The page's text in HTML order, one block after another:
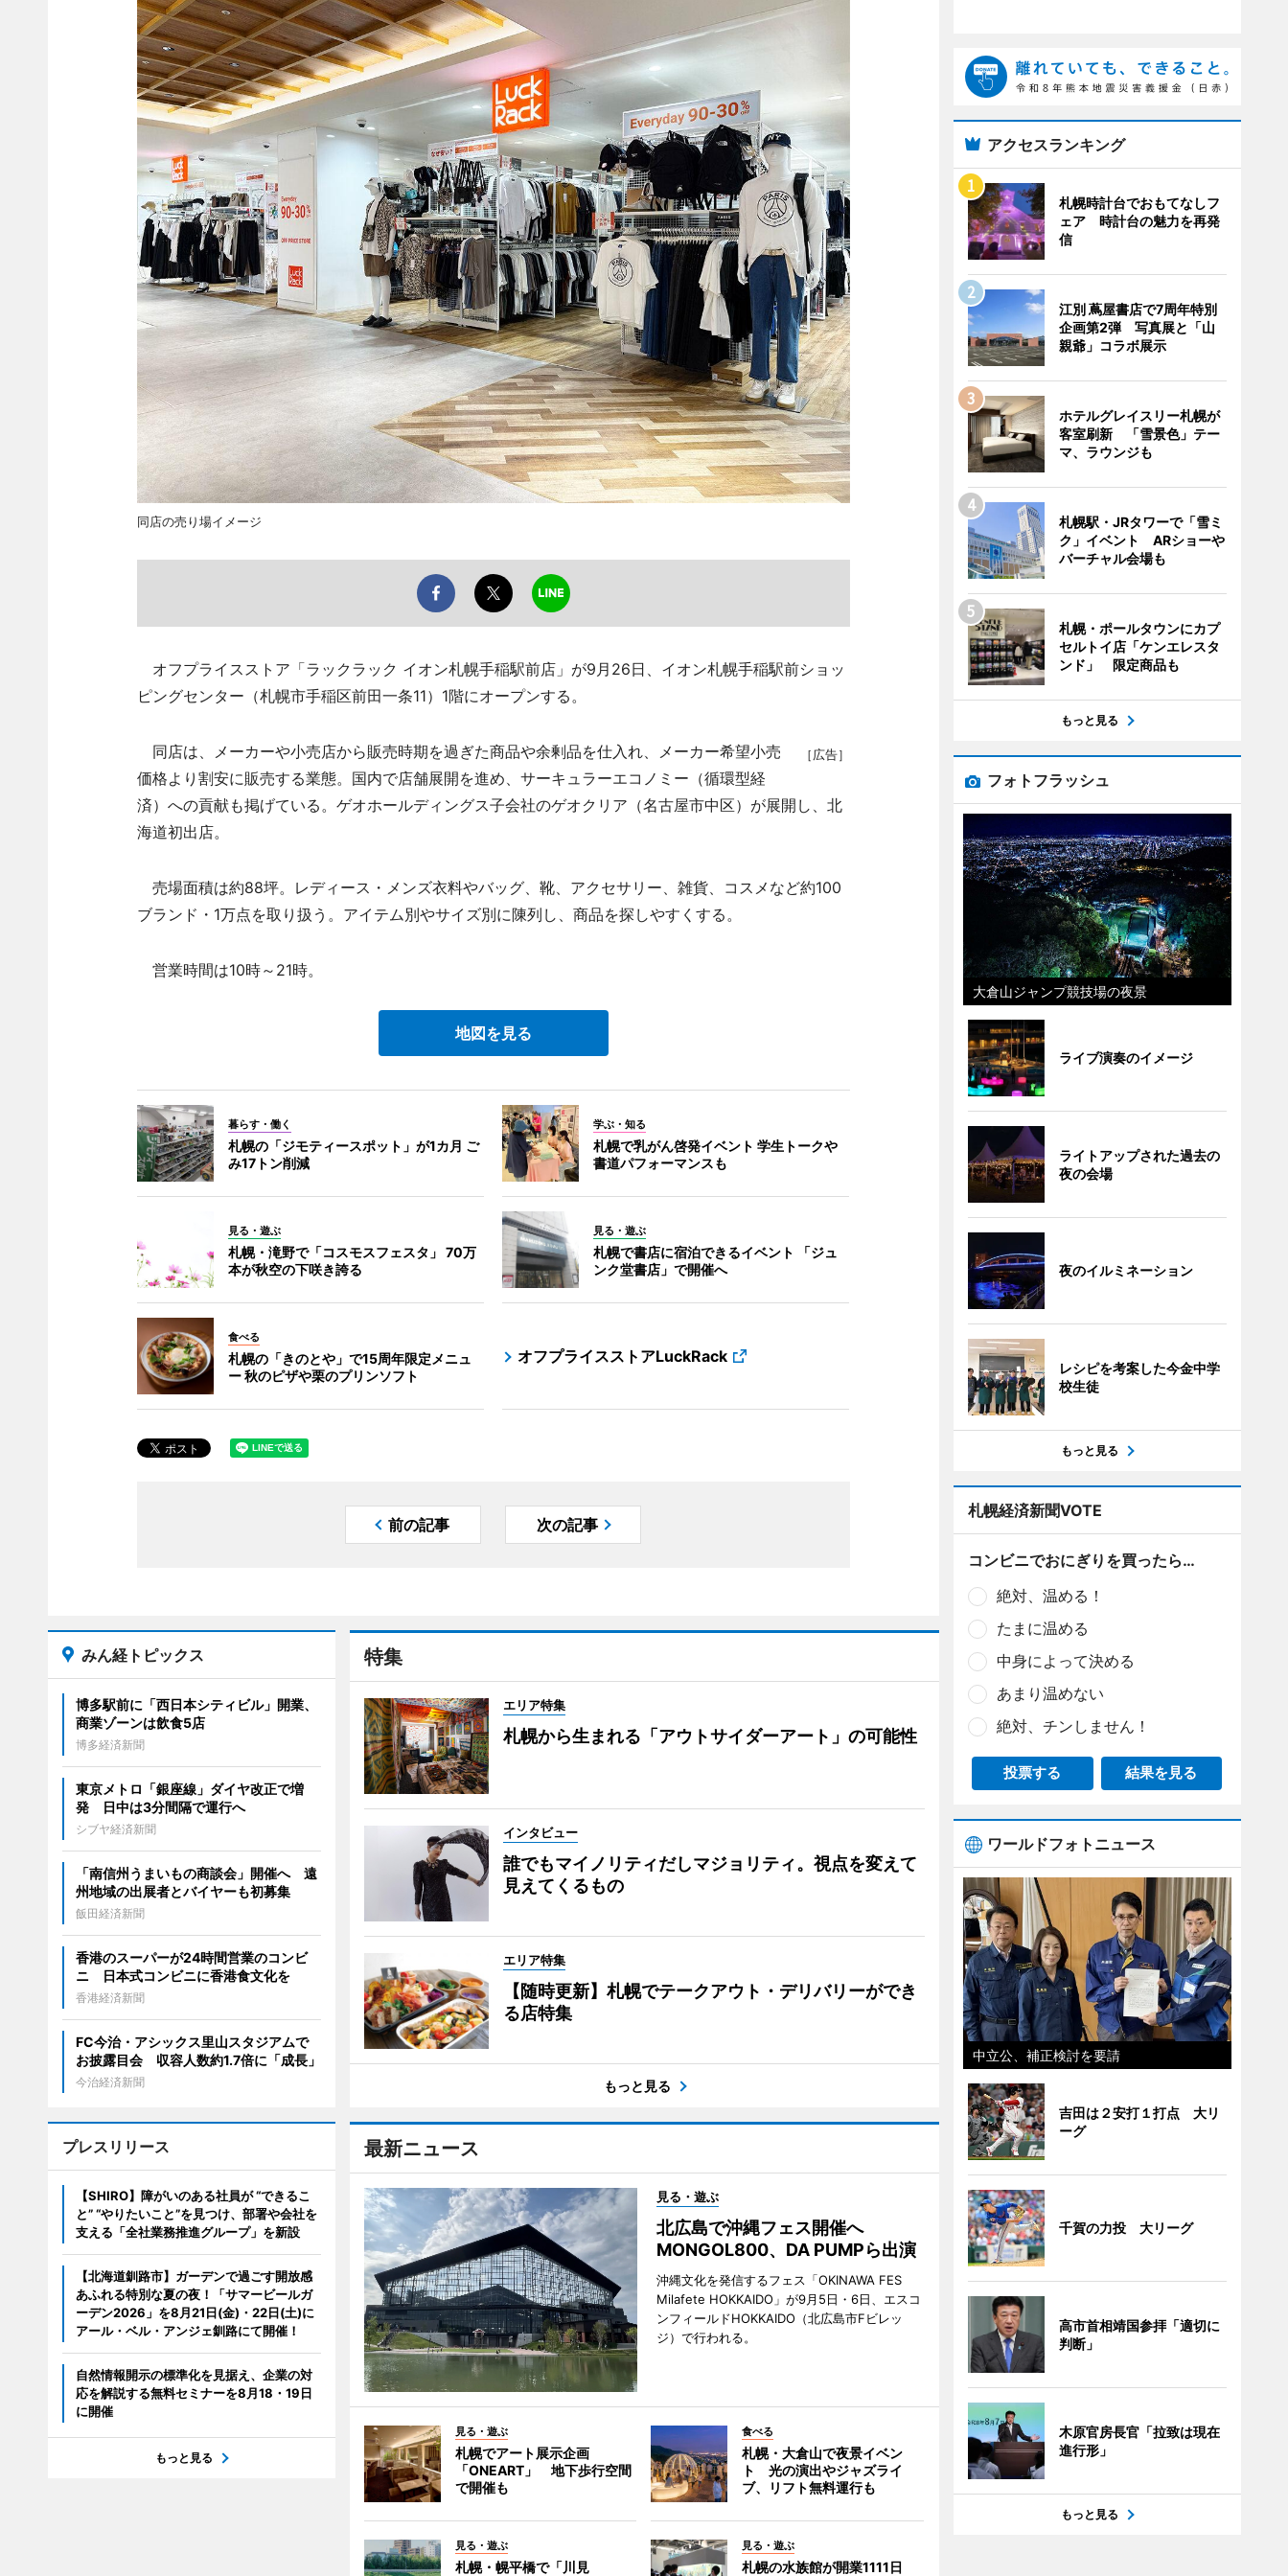
同店の売り場イメージ
オフプライスストア「ラックラック イオン札幌手稲駅前店」が9月26日、イオン札幌手稲駅前ショッ
ピングセンター（札幌市手稲区前田一条11）1階にオープンする。
［広告］
同店は、メーカーや小売店から販売時期を過ぎた商品や余剰品を仕入れ、メーカー希望小売
価格より割安に販売する業態。国内で店舗展開を進め、サーキュラーエコノミー（循環型経
済）への貢献も掲げている。ゲオホールディングス子会社のゲオクリア（名古屋市中区）が展開し、北
海道初出店。
売場面積は約88坪。レディース・メンズ衣料やバッグ、靴、アクセサリー、雑貨、コスメなど約100
ブランド・1万点を取り扱う。アイテム別やサイズ別に陳列し、商品を探しやすくする。
営業時間は10時～21時。
地図を見る
暮らす・働く
札幌の「ジモティースポット」が1カ月 ご
み17トン削減
学ぶ・知る
札幌で乳がん啓発イベント 学生トークや
書道パフォーマンスも
見る・遊ぶ
札幌・滝野で「コスモスフェスタ」 70万
本が秋空の下咲き誇る
見る・遊ぶ
札幌で書店に宿泊できるイベント 「ジュ
ンク堂書店」で開催へ
食べる
札幌の「きのとや」で15周年限定メニュ
ー 秋のピザや栗のプリンソフト
オフプライスストアLuckRack
前の記事 次の記事
特集
エリア特集
札幌から生まれる「アウトサイダーアート」の可能性
インタビュー
誰でもマイノリティだしマジョリティ。視点を変えて
見えてくるもの
エリア特集
【随時更新】札幌でテークアウト・デリバリーができ
る店特集
もっと見る
最新ニュース
見る・遊ぶ
北広島で沖縄フェス開催へ
MONGOL800、DA PUMPら出演
沖縄文化を発信するフェス「OKINAWA FES
Milafete HOKKAIDO」が9月5日・6日、エスコ
ンフィールドHOKKAIDO（北広島市Fビレッ
ジ）で行われる。
見る・遊ぶ
札幌でアート展示企画
「ONEART」 地下歩行空間
で開催も
食べる
札幌・大倉山で夜景イベン
ト 光の演出やジャズライ
ブ、リフト無料運行も
見る・遊ぶ
札幌・幌平橋で「川見
見る・遊ぶ
札幌の水族館が開業1111日
みん経トピックス
博多駅前に「西日本シティビル」開業、
商業ゾーンは飲食5店
博多経済新聞
東京メトロ「銀座線」ダイヤ改正で増
発 日中は3分間隔で運行へ
シブヤ経済新聞
「南信州うまいもの商談会」開催へ 遠
州地域の出展者とバイヤーも初募集
飯田経済新聞
香港のスーパーが24時間営業のコンビ
ニ 日本式コンビニに香港食文化を
香港経済新聞
FC今治・アシックス里山スタジアムで
お披露目会 収容人数約1.7倍に「成長」
今治経済新聞
プレスリリース
【SHIRO】障がいのある社員が “できるこ
と” “やりたいこと”を見つけ、部署や会社を
支える「全社業務推進グループ」を新設
【北海道釧路市】ガーデンで過ごす開放感
あふれる特別な夏の夜！「サマービールガ
ーデン2026」を8月21日(金)・22日(土)に
アール・ベル・アンジェ釧路にて開催！
自然情報開示の標準化を見据え、企業の対
応を解説する無料セミナーを8月18・19日
に開催
もっと見る
アクセスランキング
札幌時計台でおもてなしフ
ェア 時計台の魅力を再発
信
江別 蔦屋書店で7周年特別
企画第2弾 写真展と「山
親爺」コラボ展示
ホテルグレイスリー札幌が
客室刷新 「雪景色」テー
マ、ラウンジも
札幌駅・JRタワーで「雪ミ
ク」イベント ARショーや
バーチャル会場も
札幌・ポールタウンにカプ
セルトイ店「ケンエレスタ
ンド」 限定商品も
もっと見る
フォトフラッシュ
大倉山ジャンプ競技場の夜景
ライブ演奏のイメージ
ライトアップされた過去の
夜の会場
夜のイルミネーション
レシピを考案した今金中学
校生徒
もっと見る
札幌経済新聞VOTE
コンビニでおにぎりを買ったら…
絶対、温める！
たまに温める
中身によって決める
あまり温めない
絶対、チンしません！
投票する 結果を見る
ワールドフォトニュース
中立公、補正検討を要請
吉田は２安打１打点 大リ
ーグ
千賀の力投 大リーグ
高市首相靖国参拝「適切に
判断」
木原官房長官「拉致は現在
進行形」
もっと見る